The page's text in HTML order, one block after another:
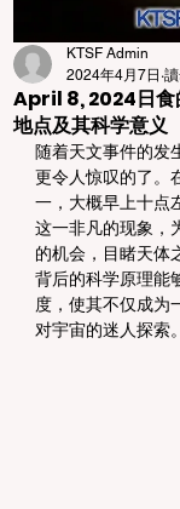
April 8, 2024日食
地点及其科学意义
KTSF Admin
2024年4月7日
随着天文事件的发
更令人惊叹的了。
一，大概早上十点
这一非凡的现象，
的机会，目睹天体
背后的科学原理能
度，使其不仅成为
对宇宙的迷人探索。